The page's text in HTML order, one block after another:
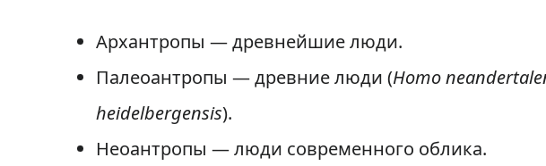
Архантропы — древнейшие люди.
Палеоантропы — древние люди (Homo
heidelbergensis).
Неоантропы — люди современного облика.